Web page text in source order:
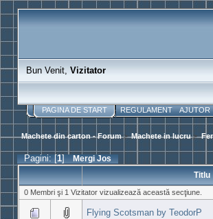
Bun Venit,Vizitator
PAGINA DE START REGULAMENT AJUTOR
Machete din carton - Forum> Machete in lucru>
Pagini: [1]Mergi Jos
Titlu
0 Membri şi 1 Vizitator vizualizează această secţiune.
Flying Scotsman by TeodorP